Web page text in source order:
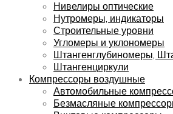
Нивелиры оптические
Нутромеры, индикаторы
Строительные уровни
Угломеры и уклономеры
Штангенглубиномеры,
Штангенциркули
Компрессоры воздушные
Автомобильные
Безмасляные